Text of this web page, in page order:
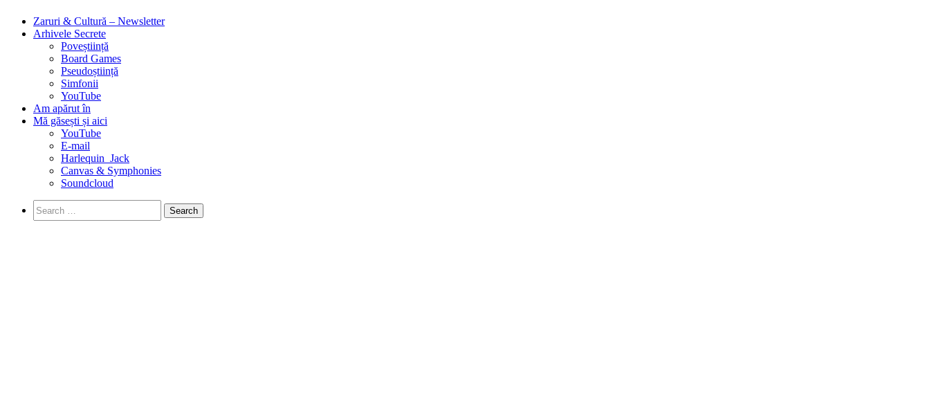
Zaruri & Cultură – Newsletter
Arhivele Secrete
Poveștiință
Board Games
Pseudoștiință
Simfonii
YouTube
Am apărut în
Mă găsești și aici
YouTube
E-mail
Harlequin_Jack
Canvas & Symphonies
Soundcloud
for: